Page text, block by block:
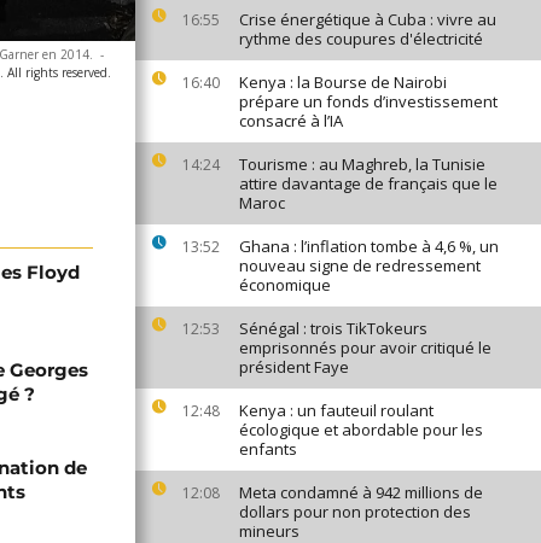
16:55
Crise énergétique à Cuba : vivre au
rythme des coupures d'électricité
16:40
Kenya : la Bourse de Nairobi
prépare un fonds d’investissement
consacré à l’IA
14:24
Tourisme : au Maghreb, la Tunisie
attire davantage de français que le
Maroc
13:52
Ghana : l’inflation tombe à 4,6 %, un
nouveau signe de redressement
économique
12:53
Sénégal : trois TikTokeurs
emprisonnés pour avoir critiqué le
président Faye
12:48
Kenya : un fauteuil roulant
écologique et abordable pour les
enfants
12:08
Meta condamné à 942 millions de
dollars pour non protection des
mineurs
en 2014. -
All rights reserved.
Floyd
Georges
?
de